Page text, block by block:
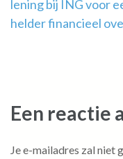
lening bij ING voor
helder financieel
Een reactie
Je e-mailadres zal niet